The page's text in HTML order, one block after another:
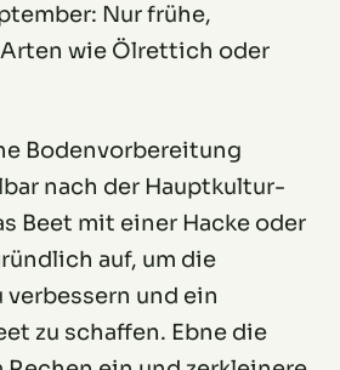
Nur frühe,
wie Ölrettich oder
Bodenvorbereitung
nach der Hauptkultur-
Beet mit einer Hacke oder
auf, um die
und ein
zu schaffen. Ebne die